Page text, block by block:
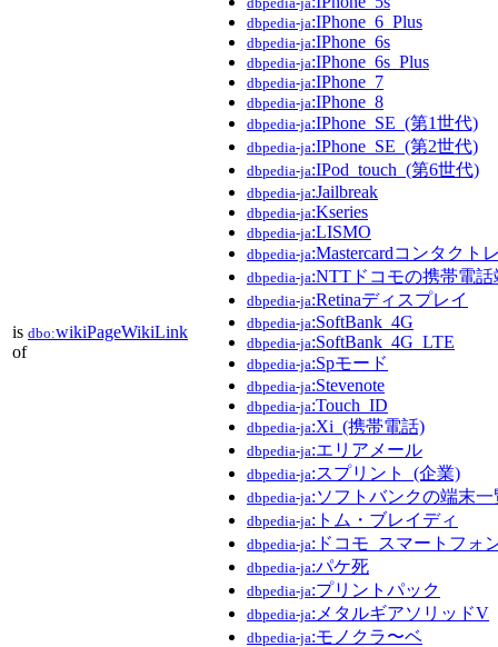
is dbo:wikiPageWikiLink
of
dbpedia-ja:IPhone_6_Plus
dbpedia-ja:IPhone_6s
dbpedia-ja:IPhone_6s_Plus
dbpedia-ja:IPhone_7
dbpedia-ja:IPhone_8
dbpedia-ja:IPhone_SE_(第1世代)
dbpedia-ja:IPhone_SE_(第2世代)
dbpedia-ja:IPod_touch_(第6世代)
dbpedia-ja:Jailbreak
dbpedia-ja:Kseries
dbpedia-ja:LISMO
dbpedia-ja:Mastercardコンタクト
dbpedia-ja:NTTドコモの携帯電
dbpedia-ja:Retinaディスプレイ
dbpedia-ja:SoftBank_4G
dbpedia-ja:SoftBank_4G_LTE
dbpedia-ja:Spモード
dbpedia-ja:Stevenote
dbpedia-ja:Touch_ID
dbpedia-ja:Xi_(携帯電話)
dbpedia-ja:エリアメール
dbpedia-ja:スプリント_(企業)
dbpedia-ja:ソフトバンクの端末一
dbpedia-ja:トム・ブレイディ
dbpedia-ja:ドコモ_スマートフォ
dbpedia-ja:パケ死
dbpedia-ja:プリントパック
dbpedia-ja:メタルギアソリッドV
dbpedia-ja:モノクラ〜ベ